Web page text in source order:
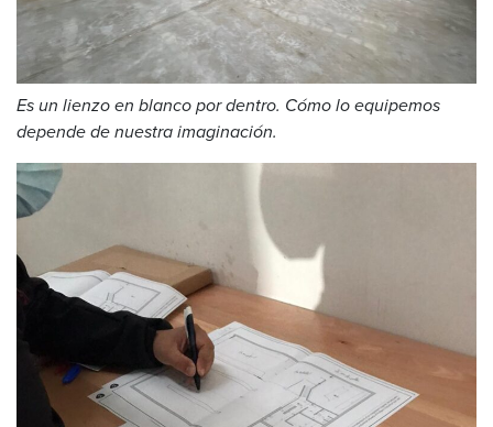
Es un lienzo en blanco por dentro. Cómo lo equipemos
depende de nuestra imaginación.